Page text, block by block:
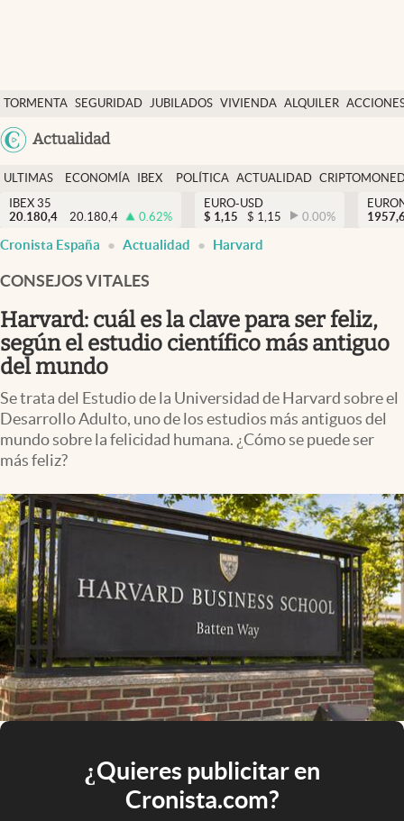
TORMENTA SEGURIDAD JUBILADOS VIVIENDA ALQUILER
USA
Actualidad
Economía y finanzas
Política
Actualidad
Criptomonedas
España
ULTIMAS
NOTICIAS
ECONOMÍA
FINANZAS
IBEX
EURO
POLÍTICA ACTUALIDAD
IBEX 35
20.180,4
20.180,4 0.62%
EURO-USD
$ 1,15 $ 1,15 0.00%
Cronista España Actualidad Harvard
CONSEJOS VITALES
Harvard: cuál es la clave para ser feliz,
según el estudio científico más antiguo
del mundo
Se trata del Estudio de la Universidad de Harvard sobre el
Desarrollo Adulto, uno de los estudios más antiguos del
mundo sobre la felicidad humana. ¿Cómo se puede ser
más feliz?
¿Quieres publicitar en
Cronista.com?